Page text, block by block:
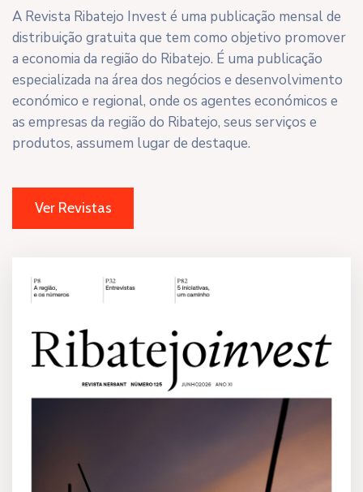
A Revista Ribatejo Invest é uma publicação mensal de
distribuição gratuita que tem como objetivo promover
a economia da região do Ribatejo. É uma publicação
especializada na área dos negócios e desenvolvimento
económico e regional, onde os agentes económicos e
as empresas da região do Ribatejo, seus serviços e
produtos, assumem lugar de destaque.
Ver Revistas